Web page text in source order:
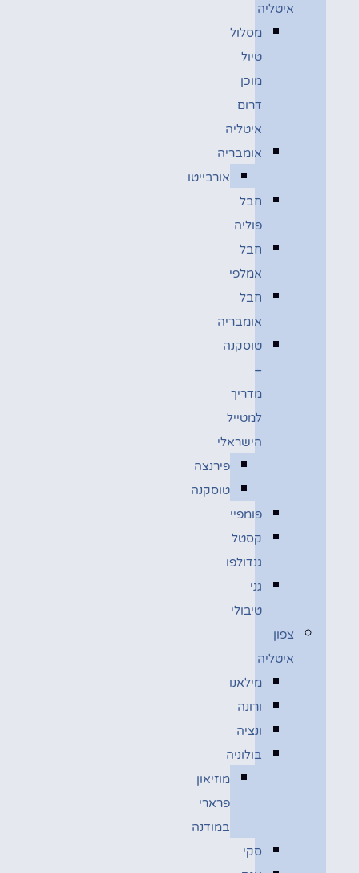
איטליה
מסלול
טיול
מוכן
דרום
איטליה
אומבריה
אורבייטו
חבל
פוליה
חבל
אמלפי
חבל
אומבריה
טוסקנה
–
מדריך
למטייל
הישראלי
פירנצה
טוסקנה
פומפיי
קסטל
גנדולפו
גני
טיבולי
צפון
איטליה
מילאנו
ורונה
ונציה
בולוניה
מוזיאון
פרארי
במודנה
סקי